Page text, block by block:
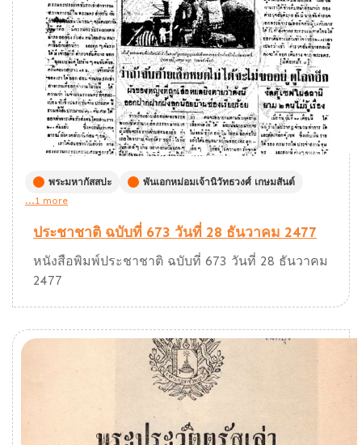
พระมหากัสสปะ
พันเอกหม่อมเจ้านิวัทธวงศ์ เกษมสันต์
...1 more
ประชาชาติ ฉบับที่ 673 วันที่ 28 ธันวาคม 2477
หนังสือพิมพ์ประชาชาติ ฉบับที่ 673 วันที่ 28 ธันวาคม
2477